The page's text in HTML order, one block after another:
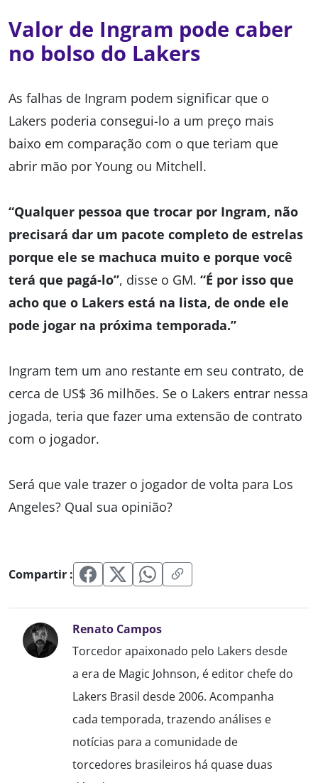
Valor de Ingram pode caber
no bolso do Lakers
As falhas de Ingram podem significar que o
Lakers poderia consegui-lo a um preço mais
baixo em comparação com o que teriam que
abrir mão por Young ou Mitchell.
“Qualquer pessoa que trocar por Ingram, não
precisará dar um pacote completo de estrelas
porque ele se machuca muito e porque você
terá que pagá-lo”, disse o GM. “É por isso que
acho que o Lakers está na lista, de onde ele
pode jogar na próxima temporada.”
Ingram tem um ano restante em seu contrato, de
cerca de US$ 36 milhões. Se o Lakers entrar nessa
jogada, teria que fazer uma extensão de contrato
com o jogador.
Será que vale trazer o jogador de volta para Los
Angeles? Qual sua opinião?
Compartir :
Renato Campos
Torcedor apaixonado pelo Lakers desde
a era de Magic Johnson, é editor chefe do
Lakers Brasil desde 2006. Acompanha
cada temporada, trazendo análises e
notícias para a comunidade de
torcedores brasileiros há quase duas